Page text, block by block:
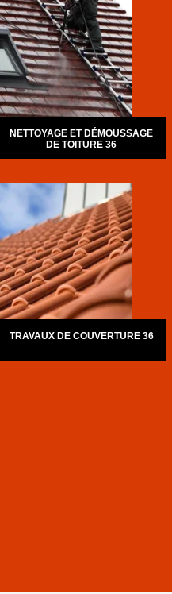
NETTOYAGE ET DÉMOUSSAGE
DE TOITURE 36
TRAVAUX DE COUVERTURE 36